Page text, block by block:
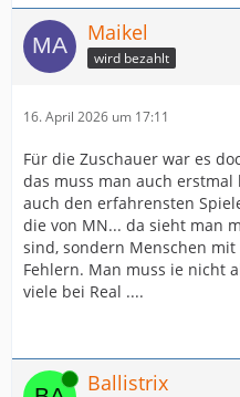
Maikel
wird bezahlt
16. April 2026 um 17:11
Für die Zuschauer war es
das muss man auch
auch den erfahrensten
die von MN... da sieht man
sind, sondern Menschen
Fehlern. Man muss ie nicht
viele bei Real ....
Online Ballistrix